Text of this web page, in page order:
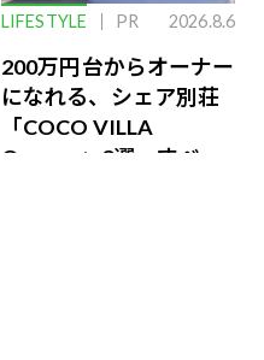
LIFESTYLE PR 2026.8.6
200万円台からオーナー
になれる、シェア別荘
「COCO VILLA
Owners」3選。すべて